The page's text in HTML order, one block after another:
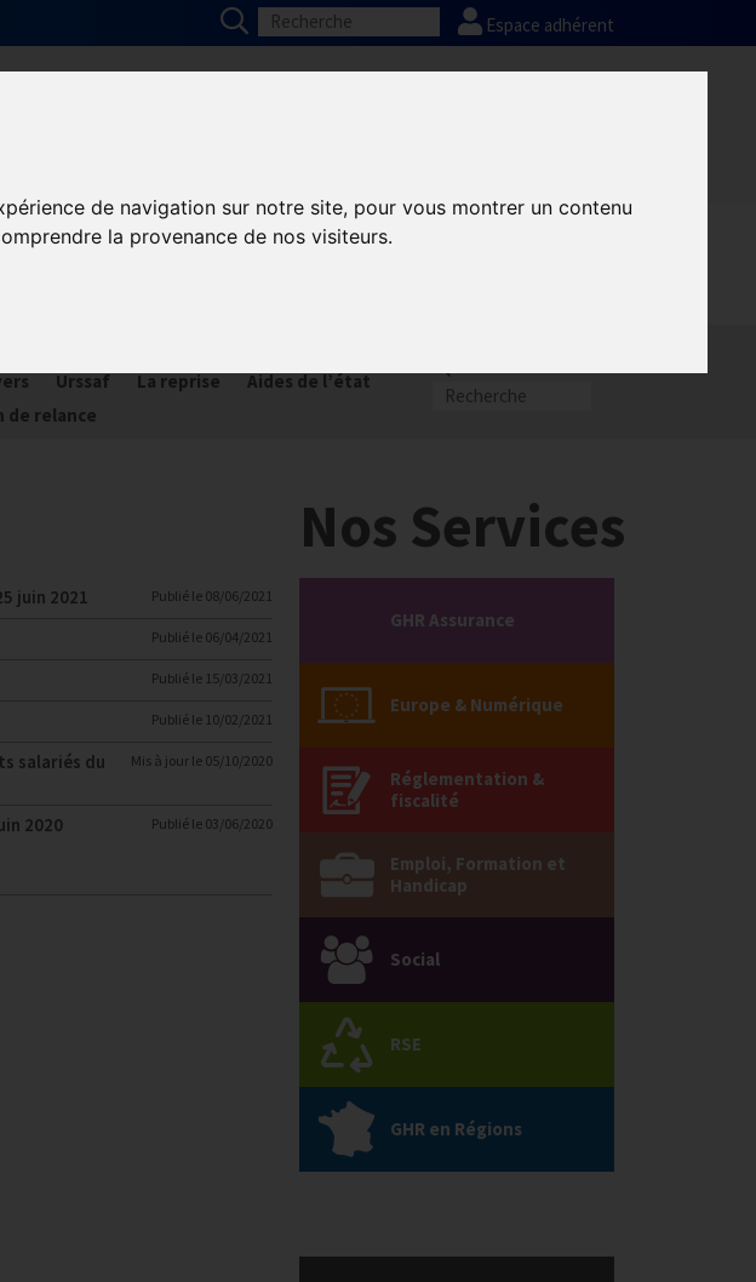
de navigation sur notre site, pour vous montrer un contenu
la provenance de nos visiteurs.
Espace adhérent
19
Urssaf La reprise
Aides de l’état
de relance
juin 2021 Publié le 08/06/2021
Publié le 06/04/2021
Publié le 15/03/2021
Publié le 10/02/2021
salariés du
Mis à jour le 05/10/2020
2020 Publié le 03/06/2020
Nos Services
GHR Assurance
Europe & Numérique
Réglementation &
fiscalité
Emploi, Formation et
Handicap
Social
RSE
GHR en Régions